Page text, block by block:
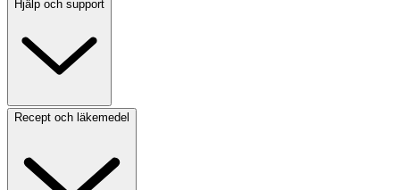
Hjälp och support
Recept och läkemedel